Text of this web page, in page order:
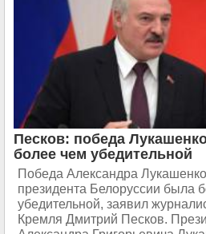
Песков: победа
более чем убедительной
Победа Александра
президента Белоруссии была
убедительной, заявил
Кремля Дмитрий Песков.